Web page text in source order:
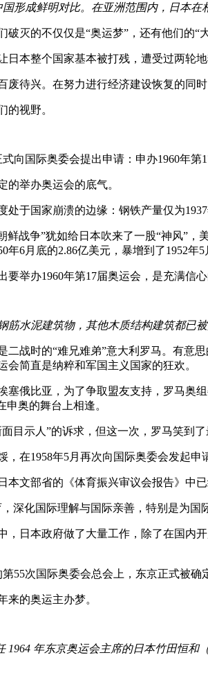
形成鲜明对比。在亚洲范围内，日本在
破灭的不仅仅是“奥运梦”，还有他们的“
日本整个国家基本被打残，遭受过两轮
废待兴。在努力进行经济建设恢复的同
的视野。
向国际奥委会提出申请：申办1960年第
的举办奥运会的底气。
处于国家崩溃的边缘：钢铁产量仅为
鲜战争”犹如给日本吹来了一股“神风”
年6月底的2.86亿美元，暴增到了1952年
举办1960年第17届奥运会，是充满信心
筋水泥建筑物，其他木质结构建筑都已
二战时的“难兄难弟”意大利罗马。有意
会简直是纳粹和军国主义国家的狂欢。
塞俄比亚，为了争取盟友支持，罗马奥
申奥的舞台上相逢。
目示人”的诉求，但这一次，罗马笑到了
，在1958年5月再次向国际奥委会发起申
本文部省的《体育振兴审议会报告》中已
深化国际理解与国际亲善，特别是为
，日本政府做了大量工作，除了在国内
55次国际奥委会总会上，东京正式被确
来的奥运主办梦。
1964 年东京奥运会主席的日本竹田恒和